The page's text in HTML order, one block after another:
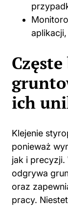
aplikacji,
ich
Klejenie
ponieważ
jak i
odgrywa
oraz
pracy.